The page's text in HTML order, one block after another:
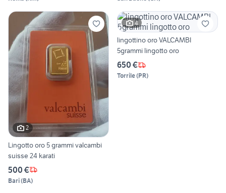
2
Lingotto oro 5 grammi valcambi
suisse 24 karati
500 €
Bari(BA)
4
lingottino oro VALCAMBI
5grammi lingotto oro
650 €
Torrile(PR)